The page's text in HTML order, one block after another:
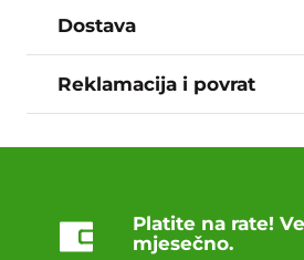
Dostava
Reklamacija i povrat
Platite na rate!
mjesečno.